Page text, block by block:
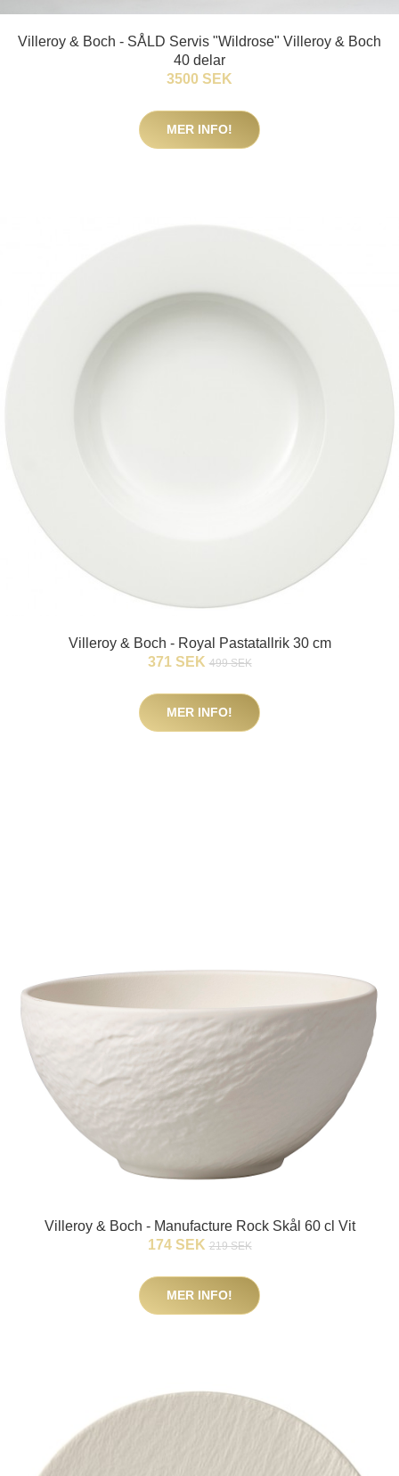
Villeroy & Boch - SÅLD Servis "Wildrose" Villeroy & Boch
40 delar
3500 SEK
MER INFO!
Villeroy & Boch - Royal Pastatallrik 30 cm
371 SEK 499 SEK
MER INFO!
Villeroy & Boch - Manufacture Rock Skål 60 cl Vit
174 SEK 219 SEK
MER INFO!